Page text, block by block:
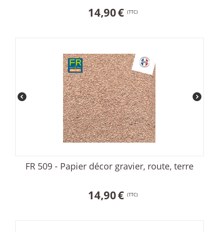
14,90€ (TTC)
FR 509 - Papier décor gravier, route, terre
14,90€ (TTC)